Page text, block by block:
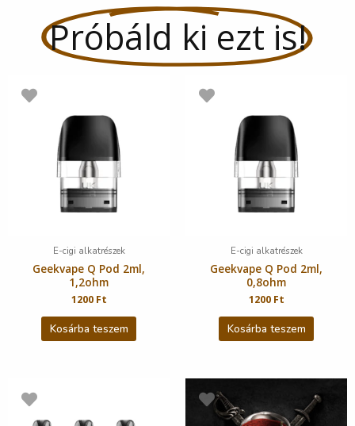
Próbáld ki ezt is!
E-cigi alkatrészek
Geekvape Q Pod 2ml,
1,2ohm
1200 Ft
Kosárba teszem
E-cigi alkatrészek
Geekvape Q Pod 2ml,
0,8ohm
1200 Ft
Kosárba teszem